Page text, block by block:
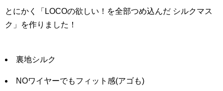
とにかく「LOCOの欲しい！を全部つめ込んだ シルクマス
ク」を作りました！
裏地シルク
NOワイヤーでもフィット感(アゴも)